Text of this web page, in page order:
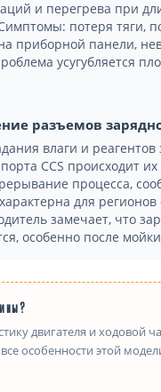
и перегрева при
потеря тяги,
приборной панели,
усугубляется
разъемов
влаги и
CCS происходит
процесса,
для
замечает, что
особенно после
двигателя и ходовой
особенности этой